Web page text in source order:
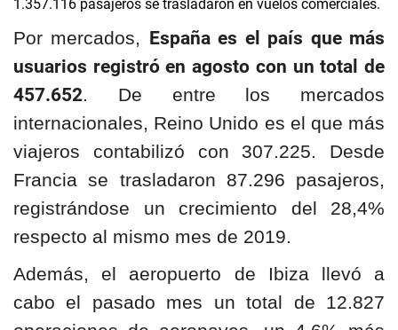
1.357.116 pasajeros se trasladaron en vuelos comerciales.
Por mercados, España es el país que más
usuarios registró en agosto con un total de
457.652. De entre los mercados
internacionales, Reino Unido es el que más
viajeros contabilizó con 307.225. Desde
Francia se trasladaron 87.296 pasajeros,
registrándose un crecimiento del 28,4%
respecto al mismo mes de 2019.
Además, el aeropuerto de Ibiza llevó a
cabo el pasado mes un total de 12.827